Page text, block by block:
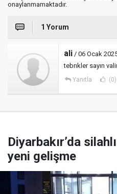
onaylanmamaktadır.
1 Yorum
ali / 06 Ocak
tebrıkler sayın
Yanıtla (0)
Diyarbakır’da
yeni gelişme